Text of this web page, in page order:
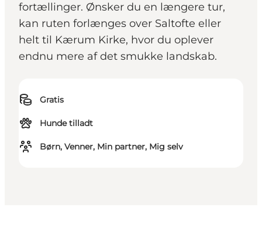
fortællinger. Ønsker du en længere tur,
kan ruten forlænges over Saltofte eller
helt til Kærum Kirke, hvor du oplever
endnu mere af det smukke landskab.
Gratis
Hunde tilladt
Børn, Venner, Min partner, Mig selv